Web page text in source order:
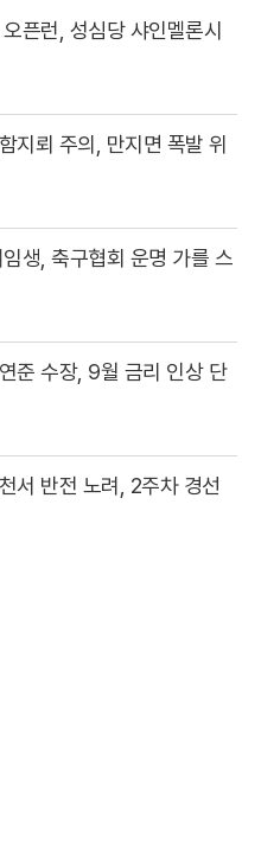
픈런, 성심당 샤인멜론시
지뢰 주의, 만지면 폭발 위
생, 축구협회 운명 가를 스
준 수장, 9월 금리 인상 단
서 반전 노려, 2주차 경선